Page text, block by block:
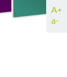
A+
a-